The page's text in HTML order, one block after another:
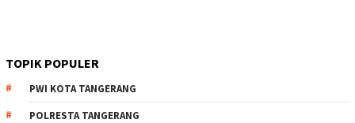
TOPIK POPULER
PWI KOTA TANGERANG
POLRESTA TANGERANG